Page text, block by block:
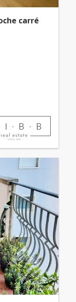
carré